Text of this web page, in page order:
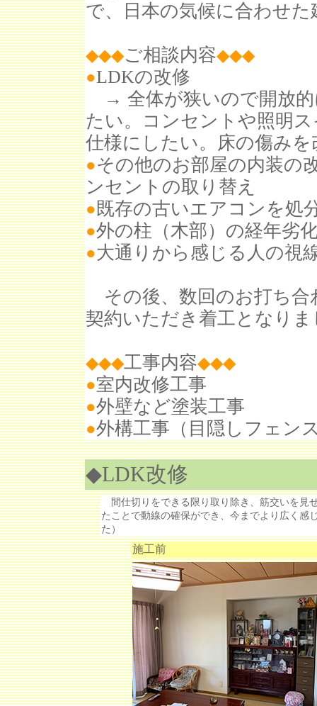
で、日本の気候に合わせ
◆◆◆ご相談内容◆◆◆
●LDKの改修
→ 全体が狭いので開放的
たい。コンセントや照明
仕様にしたい。床の傷み
●その他のお部屋の内装の
ンセントの取り替え
●既存の古いエアコンを処
●外の柱（木部）の経年劣
●大通りから感じる人の視
その後、数回のお打ち合
契約いただき着工となりま
◆◆◆工事内容◆◆◆
●室内改修工事
●外壁など塗装工事
●外構工事（目隠しフェン
◆LDK改修
間仕切りをできる限り取り除き、筋交いを見
たことで動線の確保ができ、今までより広く感
た）
施工前